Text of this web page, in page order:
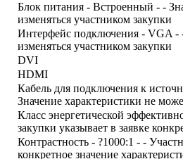
Блок питания - Встроенный - -
изменяться участником закупки
Интерфейс подключения - VGA -
изменяться участником закупки
DVI
HDMI
Кабель для подключения к
Значение характеристики не
Класс энергетической
закупки указывает в заявке
Контрастность - ?1000:1 - -
конкретное значение